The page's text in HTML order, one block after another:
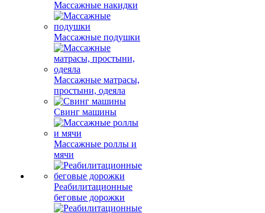
Массажные накидки
Массажные подушки
Массажные матрасы,
простыни, одеяла
Свинг машины
Массажные роллы и
мячи
Реабилитационные
беговые дорожки